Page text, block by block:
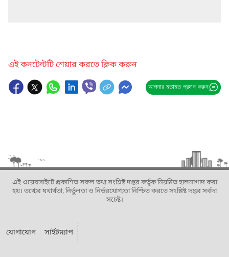
এই কনটেন্টটি শেয়ার করতে ক্লিক করুন
আপনার মতামত প্রদান করুন
এই ওয়েবসাইটে প্রকাশিত সকল তথ্য সংশ্লিষ্ট দপ্তর কর্তৃক নিয়মিত হালনাগাদ করা
হয়। তথ্যের যথার্থতা, নির্ভুলতা ও নির্ভরযোগ্যতা নিশ্চিত করতে সংশ্লিষ্ট দপ্তর সর্বদা
সচেষ্ট।
যোগাযোগ সাইটম্যাপ